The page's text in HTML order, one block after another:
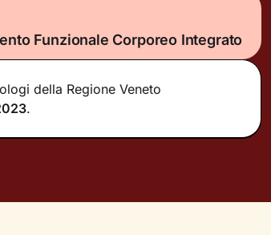
Funzionale Corporeo Integrato
della Regione Veneto
.